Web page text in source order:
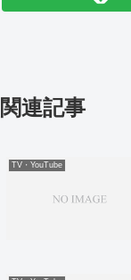
関連記事
TV・YouTube